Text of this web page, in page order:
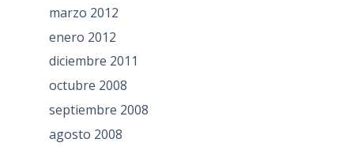
marzo 2012
enero 2012
diciembre 2011
octubre 2008
septiembre 2008
agosto 2008